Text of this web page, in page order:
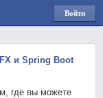
Войти
через
и Spring Boot
где вы можете